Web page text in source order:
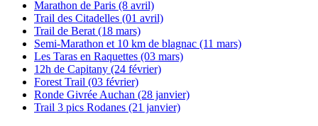
Marathon de Paris (8 avril)
Trail des Citadelles (01 avril)
Trail de Berat (18 mars)
Semi-Marathon et 10 km de blagnac (11 mars)
Les Taras en Raquettes (03 mars)
12h de Capitany (24 février)
Forest Trail (03 février)
Ronde Givrée Auchan (28 janvier)
Trail 3 pics Rodanes (21 janvier)